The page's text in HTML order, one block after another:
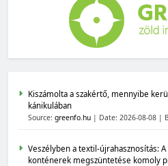
Kiszámolta a szakértő, mennyibe
kánikulában
Source: greenfo.hu Date: 2026-08-08
Veszélyben a textil-újrahasznosítás:
konténerek megszüntetése komoly